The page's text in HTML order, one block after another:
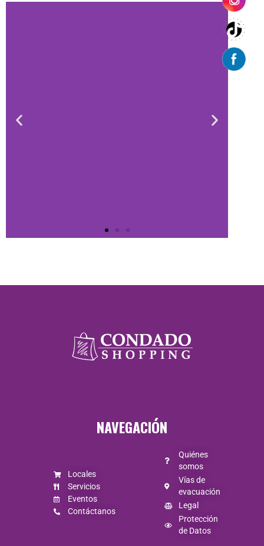
Lunes a
viernes de
10:00 A 14:00.
NAVEGACIÓN
Locales
Servicios
Eventos
Contáctanos
Quiénes
somos
Vías de
evacuación
Legal
Protección
de Datos